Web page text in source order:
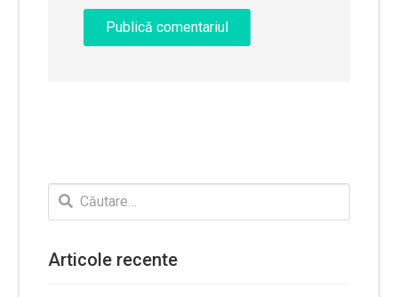
Caută
după:
Articole recente